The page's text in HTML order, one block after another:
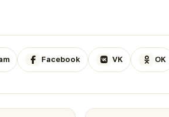
Facebook VK OK